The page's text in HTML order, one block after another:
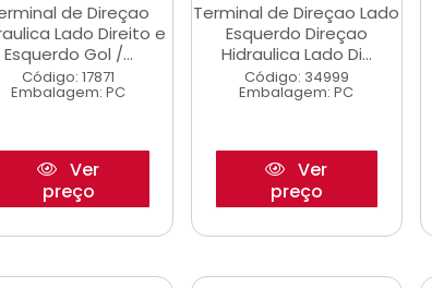
de Direçao
Lado Direito e
Esquerdo Gol /...
Código: 17871
Embalagem: PC
Ver
preço
Terminal de Direçao Lado
Esquerdo Direçao
Hidraulica Lado Di...
Código: 34999
Embalagem: PC
Ver
preço